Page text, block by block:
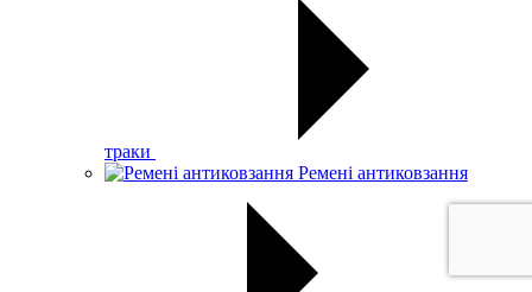
траки
Ремені антиковзання